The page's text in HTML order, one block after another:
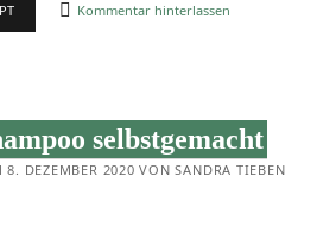
WASTE
VARIANTE
Kommentar hinterlassen
selbstgemacht
8. DEZEMBER 2020 VON SANDRA TIEBEN